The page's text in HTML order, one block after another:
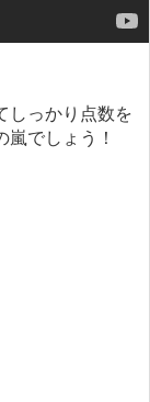
しっかり点数を
でしょう！